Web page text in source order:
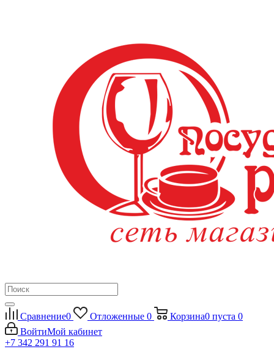
Сравнение0 Отложенные 0 Корзина0 пуста 0
ВойтиМой кабинет
+7 342 291 91 16